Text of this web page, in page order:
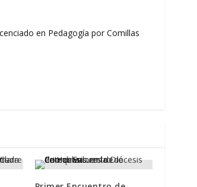
en Pedagogía por Comillas